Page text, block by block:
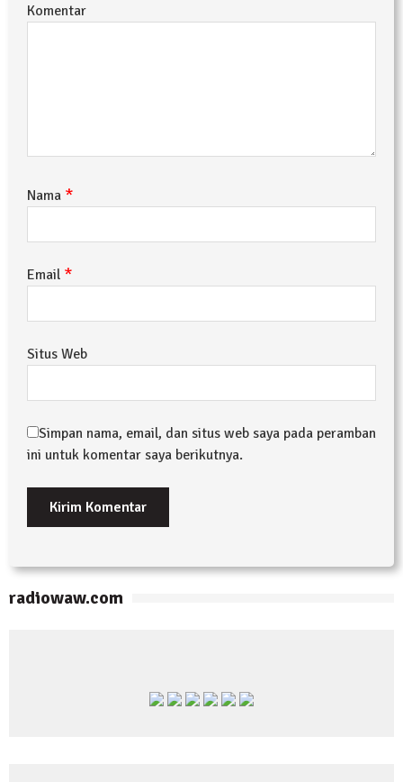
Komentar
Nama *
Email *
Situs Web
Simpan nama, email, dan situs web saya pada peramban
ini untuk komentar saya berikutnya.
radiowaw.com